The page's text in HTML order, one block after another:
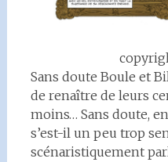
Sans doute Boule et
de renaître de leurs
moins… Sans doute,
s’est-il un peu trop
scénaristiquement